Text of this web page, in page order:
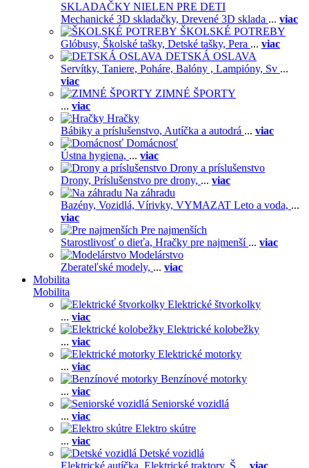
SKLADAČKY NIELEN PRE DETI
Mechanické 3D skladačky, Drevené 3D sklada ... viac
ŠKOLSKÉ POTREBY
Glóbusy, Školské tašky, Detské tašky, Pera ... viac
DETSKÁ OSLAVA
Servítky, Taniere, Poháre, Balóny , Lampióny, Sv ...
viac
ZIMNÉ ŠPORTY
... viac
Hračky
Bábiky a príslušenstvo, Autíčka a autodrá ... viac
Domácnosť
Ústna hygiena, ... viac
Drony a príslušenstvo
Drony, Príslušenstvo pre drony, ... viac
Na záhradu
Bazény, Vozidlá, Vírivky, VYMAZAT Leto a voda, ...
viac
Pre najmenších
Starostlivosť o dieťa, Hračky pre najmenší ... viac
Modelárstvo
Zberateľské modely, ... viac
Mobilita
Mobilita
Elektrické štvorkolky
... viac
Elektrické kolobežky
... viac
Elektrické motorky
... viac
Benzínové motorky
... viac
Seniorské vozidlá
... viac
Elektro skútre
... viac
Detské vozidlá
Elektrické autíčka, Elektrické traktory, Š ... viac